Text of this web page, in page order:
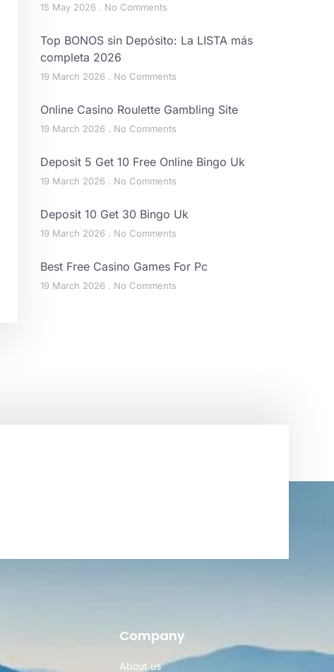
15 May 2026 No Comments
Top BONOS sin Depósito: La LISTA más
completa 2026
19 March 2026 No Comments
Online Casino Roulette Gambling Site
19 March 2026 No Comments
Deposit 5 Get 10 Free Online Bingo Uk
19 March 2026 No Comments
Deposit 10 Get 30 Bingo Uk
19 March 2026 No Comments
Best Free Casino Games For Pc
19 March 2026 No Comments
Company
About us